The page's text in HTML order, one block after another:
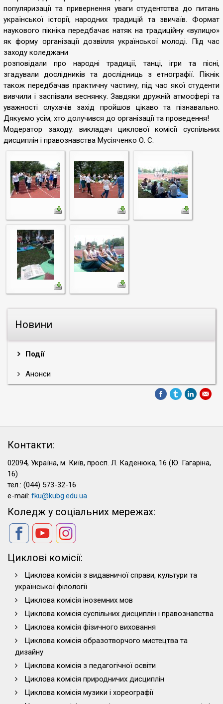
Новини
Події
Анонси
популяризації та привернення уваги студентства до питань
української історії, народних традицій та звичаїв. Формат
наукового пікніка передбачає натяк на традиційну «вулицю»
як форму організації дозвілля української молоді. Під час
заходу коледжани
розповідали про народні традиції, танці, ігри та пісні,
згадували дослідників та дослідниць з етнографії. Пікнік
також передбачав практичну частину, під час якої студенти
вивчили і заспівали веснянку. Завдяки дружній атмосфері та
уважності слухачів захід пройшов цікаво та пізнавально.
Дякуємо усім, хто долучився до організації та проведення!
Модератор заходу: викладач циклової комісії суспільних
дисциплін і правознавства Мусіяченко О. С.
Контакти:
02094, Україна, м. Київ, просп. Л. Каденюка, 16 (Ю. Гагаріна,
16)
тел.: (044) 573-32-16
e-mail: fku@kubg.edu.ua
Коледж у соціальних мережах:
Циклові комісії:
Циклова комісія з видавничої справи, культури та
української філології
Циклова комісія іноземних мов
Циклова комісія суспільних дисциплін і правознавства
Циклова комісія фізичного виховання
Циклова комісія образотворчого мистецтва та
дизайну
Циклова комісія з педагогічної освіти
Циклова комісія природничих дисциплін
Циклова комісія музики і хореографії